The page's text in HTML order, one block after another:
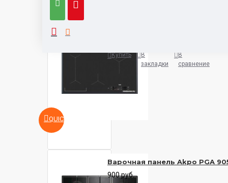
QUICKVIEW
Купить
В
закладки
В
сравнение
Варочная панель Akpo PGA
900 руб.